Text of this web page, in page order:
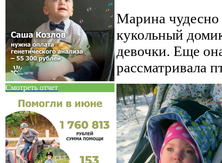
Смотреть отчет
Марина чудесно
кукольный
девочки. Еще
рассматривала